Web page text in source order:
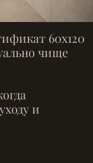
60x120
чище
и